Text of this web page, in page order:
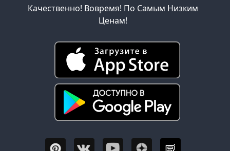
Качественно! Вовремя! По Самым Низким
Ценам!